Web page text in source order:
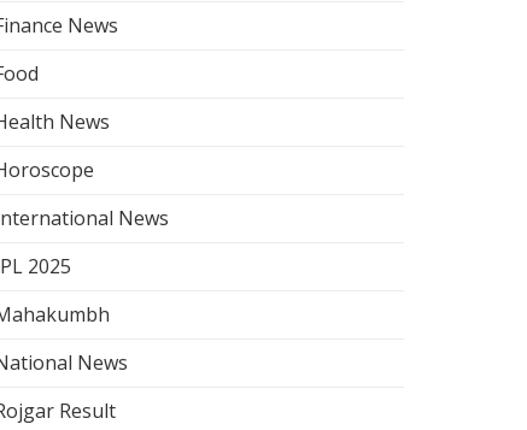
News
News
News
2025
News
Result